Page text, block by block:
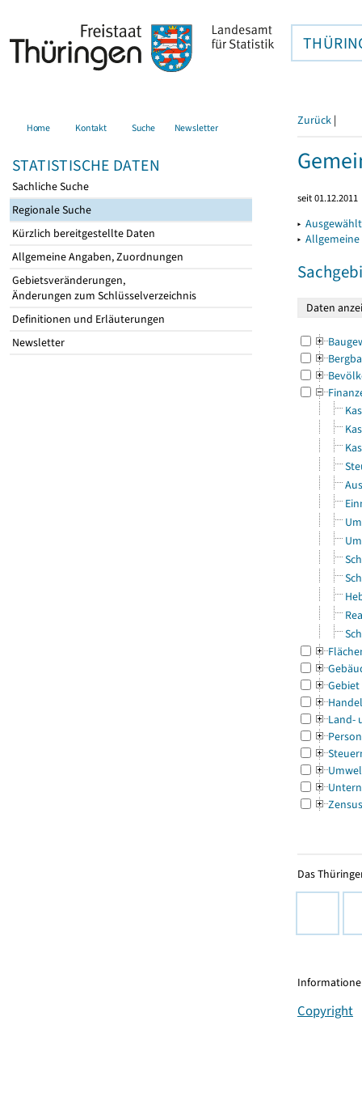
Home Kontakt Suche Newsletter
STATISTISCHE DATEN
Sachliche Suche
Regionale Suche
Kürzlich bereitgestellte Daten
Allgemeine Angaben, Zuordnungen
Gebietsveränderungen,
Änderungen zum Schlüsselverzeichnis
Definitionen und Erläuterungen
Newsletter
Zurück |
seit 01.12.2011
▸
▸
Gebiet
Land-
Zensus
Das
Copyright